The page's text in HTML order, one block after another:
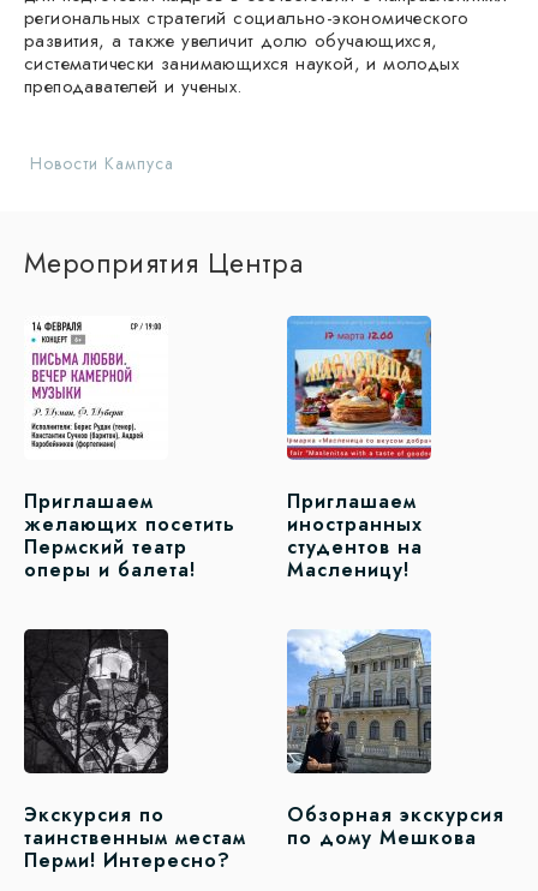
региональных стратегий социально-экономического
развития, а также увеличит долю обучающихся,
систематически занимающихся наукой, и молодых
преподавателей и ученых.
Новости Кампуса
Мероприятия Центра
Приглашаем
желающих посетить
Пермский театр
оперы и балета!
Приглашаем
иностранных
студентов на
Масленицу!
Экскурсия по
таинственным местам
Перми! Интересно?
Обзорная экскурсия
по дому Мешкова